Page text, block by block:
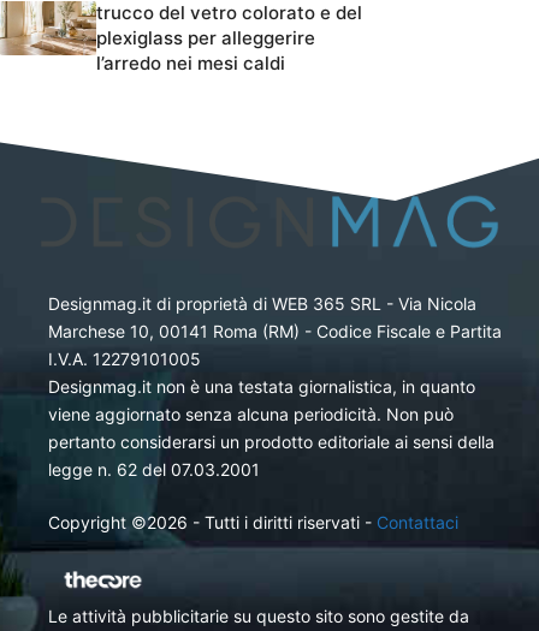
trucco del vetro colorato e del
plexiglass per alleggerire
l’arredo nei mesi caldi
Designmag.it di proprietà di WEB 365 SRL - Via Nicola
Marchese 10, 00141 Roma (RM) - Codice Fiscale e Partita
I.V.A. 12279101005
Designmag.it non è una testata giornalistica, in quanto
viene aggiornato senza alcuna periodicità. Non può
pertanto considerarsi un prodotto editoriale ai sensi della
legge n. 62 del 07.03.2001
Copyright ©2026 - Tutti i diritti riservati - Contattaci
Le attività pubblicitarie su questo sito sono gestite da